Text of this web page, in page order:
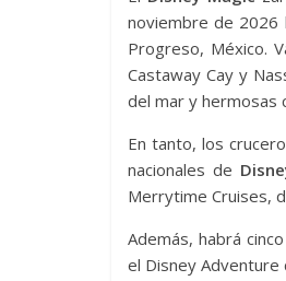
noviembre de 2026
Progreso, México.
Castaway Cay y
del mar y hermosas
En tanto, los
nacionales de
Merrytime Cruises,
Además, habrá
el Disney Adventure